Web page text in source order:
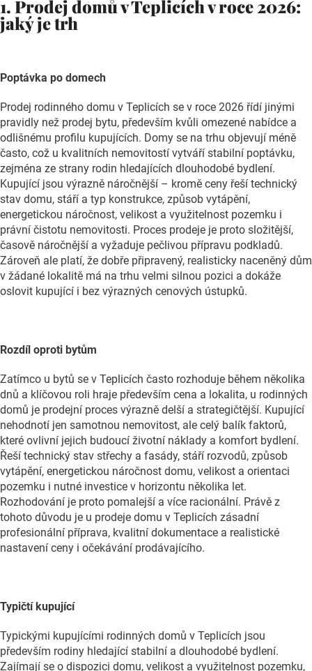
1. Prodej domů v Teplicích v roce 2026:
jaký je trh
Poptávka po domech
Prodej rodinného domu v Teplicích se v roce 2026 řídí jinými
pravidly než prodej bytu, především kvůli omezené nabídce a
odlišnému profilu kupujících. Domy se na trhu objevují méně
často, což u kvalitních nemovitostí vytváří stabilní poptávku,
zejména ze strany rodin hledajících dlouhodobé bydlení.
Kupující jsou výrazně náročnější – kromě ceny řeší technický
stav domu, stáří a typ konstrukce, způsob vytápění,
energetickou náročnost, velikost a využitelnost pozemku i
právní čistotu nemovitosti. Proces prodeje je proto složitější,
časově náročnější a vyžaduje pečlivou přípravu podkladů.
Zároveň ale platí, že dobře připravený, realisticky naceněný dům
v žádané lokalitě má na trhu velmi silnou pozici a dokáže
oslovit kupující i bez výrazných cenových ústupků.
Rozdíl oproti bytům
Zatímco u bytů se v Teplicích často rozhoduje během několika
dnů a klíčovou roli hraje především cena a lokalita, u rodinných
domů je prodejní proces výrazně delší a strategičtější. Kupující
nehodnotí jen samotnou nemovitost, ale celý balík faktorů,
které ovlivní jejich budoucí životní náklady a komfort bydlení.
Řeší technický stav střechy a fasády, stáří rozvodů, způsob
vytápění, energetickou náročnost domu, velikost a orientaci
pozemku i nutné investice v horizontu několika let.
Rozhodování je proto pomalejší a více racionální. Právě z
tohoto důvodu je u prodeje domu v Teplicích zásadní
profesionální příprava, kvalitní dokumentace a realistické
nastavení ceny i očekávání prodávajícího.
Typičtí kupující
Typickými kupujícími rodinných domů v Teplicích jsou
především rodiny hledající stabilní a dlouhodobé bydlení.
Zajímají se o dispozici domu, velikost a využitelnost pozemku,